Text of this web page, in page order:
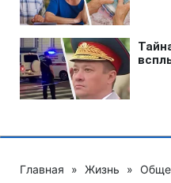
Главная » Жизнь »